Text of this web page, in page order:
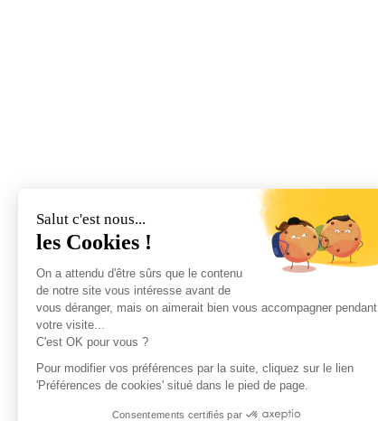
Salut c'est nous...
les Cookies !
On a attendu d'être sûrs que le contenu
de notre site vous intéresse avant de
vous déranger, mais on aimerait bien vous accompagner pendant
votre visite...
C'est OK pour vous ?
Pour modifier vos préférences par la suite, cliquez sur le lien
'Préférences de cookies' situé dans le pied de page.
Consentements certifiés par